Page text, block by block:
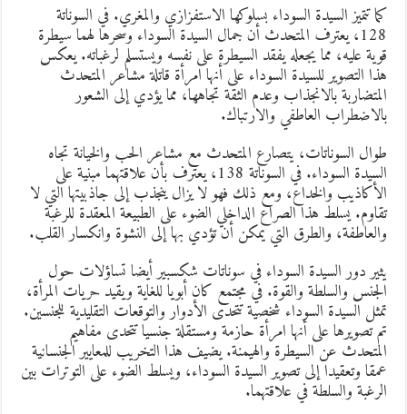
تتميز السيدة السوداء بسلوكها الاستفزازي والمغري. في السوناتة
128، يعترف المتحدث أن جمال السيدة السوداء وسحرها لهما سيطرة
عليه، مما يجعله يفقد السيطرة على نفسه ويستسلم لرغباته. يعكس
التصوير للسيدة السوداء على أنها امرأة قاتلة مشاعر المتحدث
بالانجذاب وعدم الثقة تجاهها، مما يؤدي إلى الشعور
العاطفي والارتباك.
السوناتات، يتصارع المتحدث مع مشاعر الحب والخيانة تجاه
السيدة السوداء. في السوناتة 138، يعترف بأن علاقتهما مبنية على
والخداع، ومع ذلك فهو لا يزال ينجذب إلى جاذبيتها التي لا
يسلط هذا الصراع الداخلي الضوء على الطبيعة المعقدة للرغبة
والطرق التي يمكن أن تؤدي بها إلى النشوة وانكسار القلب.
دور السيدة السوداء في سوناتات شكسبير أيضا تساؤلات حول
والسلطة والقوة. في مجتمع كان أبويا للغاية ويقيد حريات المرأة،
السيدة السوداء شخصية تتحدى الأدوار والتوقعات التقليدية للجنسين.
تصويرها على أنها امرأة حازمة ومستقلة جنسيا تتحدى مفاهيم
عن السيطرة والهيمنة. يضيف هذا التخريب للمعايير الجنسانية
وتعقيدا إلى تصوير السيدة السوداء، ويسلط الضوء على التوترات بين
والسلطة في علاقتهما.